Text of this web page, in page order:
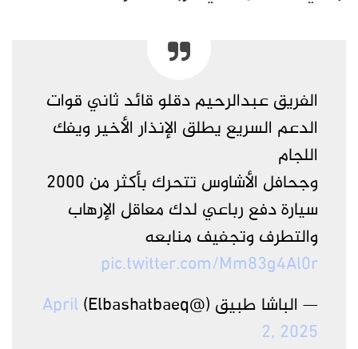
الفريق عبدالرحيم دقلو قائد ثاني قوات
الدعم السريع يطلق الإنذار الأخير ويفك
اللجام
وجحافل الأشاوس تتحرك بأكثر من 2000
سيارة دفع رباعي لدك معاقل الإرهاب
والتطرف وتجفيف منابعه
pic.twitter.com/Mm83g4Al0r
— الباشا طبيق (@Elbashatbaeq)
April
2, 2025